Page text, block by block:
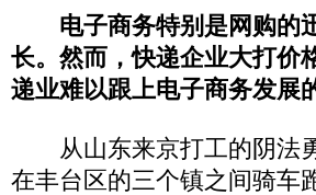
电子商务特别是网购的
长。然而，快递企业大打价
递业难以跟上电子商务发展
从山东来京打工的阴法勇
在丰台区的三个镇之间骑车